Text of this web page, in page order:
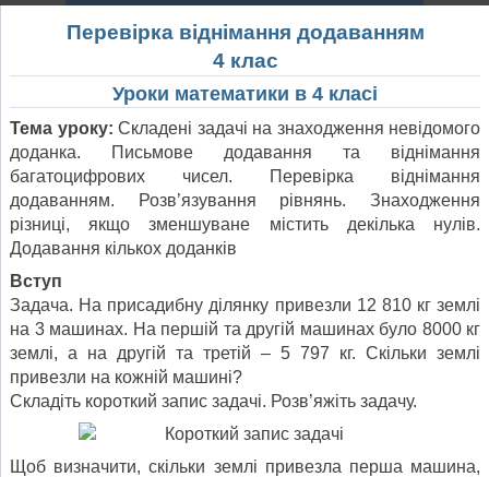
Перевірка віднімання додаванням
4 клас
Уроки математики в 4 класі
Тема уроку: Складені задачі на знаходження невідомого
доданка. Письмове додавання та віднімання
багатоцифрових чисел. Перевірка віднімання
додаванням. Розв’язування рівнянь. Знаходження
різниці, якщо зменшуване містить декілька нулів.
Додавання кількох доданків
Вступ
Задача. На присадибну ділянку привезли 12 810 кг землі
на 3 машинах. На першій та другій машинах було 8000 кг
землі, а на другій та третій – 5 797 кг. Скільки землі
привезли на кожній машині?
Складіть короткий запис задачі. Розв’яжіть задачу.
Щоб визначити, скільки землі привезла перша машина,